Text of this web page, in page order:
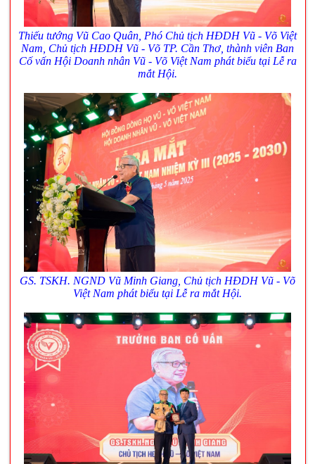
Thiếu tướng Vũ Cao Quân, Phó Chủ tịch HĐDH Vũ - Võ Việt
Nam, Chủ tịch HĐDH Vũ - Võ TP. Cần Thơ, thành viên Ban
Cố vấn Hội Doanh nhân Vũ - Võ Việt Nam phát biểu tại Lễ ra
mắt Hội.
GS. TSKH. NGND Vũ Minh Giang, Chủ tịch HĐDH Vũ - Võ
Việt Nam phát biểu tại Lễ ra mắt Hội.